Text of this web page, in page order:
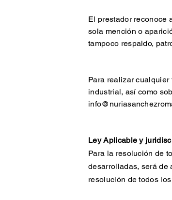
El prestador reconoce
sola mención o
tampoco respaldo,
Para realizar
industrial, así como
Ley Aplicable y
Para la resolución de
desarrolladas, será de
resolución de todos